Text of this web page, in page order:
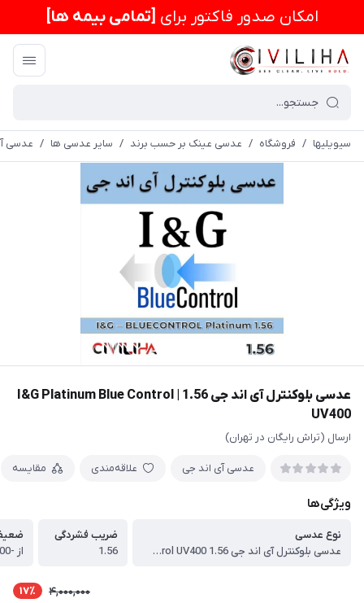
امكان صدور فاکتور برای [تمامی بیمه ها]
سیویلیها / فروشگاه / عدسی عینک بر حسب برند / سایر عدسی ها / عدسی
عدسی بلوکنترل آی اند جی 1.56 | I&G Platinum Blue Control
UV400
ارسال (تراش رایگان در تهران)
عدسی آی اند جی علاقه‌مندی مقایسه
ویژگی‌ها
نوع عدسی
عدسی بلوکنترل آی اند جی 1.56 I&G Platinum Blue Control UV400
ضریب فشردگی
1.56
4,000,000 17٪